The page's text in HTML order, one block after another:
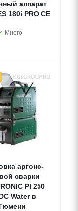
аппарат
180i PRO CE
Много
аргоно-
сварки
PI 250
Water в